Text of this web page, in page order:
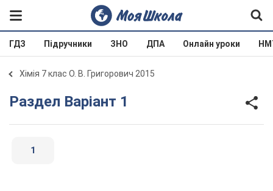
ГДЗ Підручники ЗНО ДПА Онлайн уроки
Хімія 7 клас О. В. Григорович 2015
Раздел Варіант 1
1